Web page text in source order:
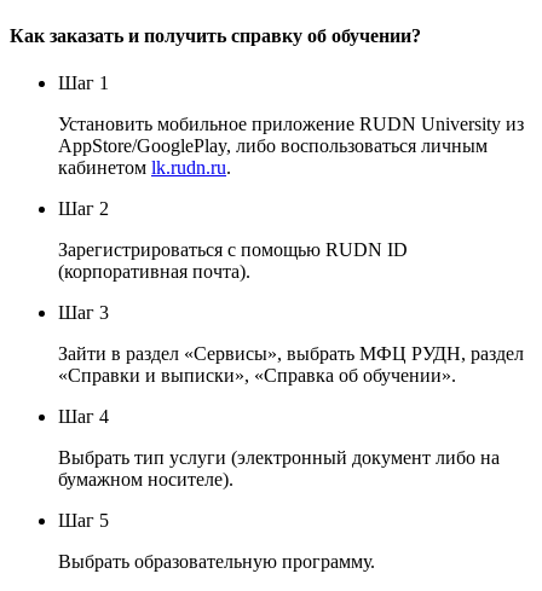
Как заказать и получить справку об обучении?
Шаг 1
Установить мобильное приложение RUDN University из
AppStore/GooglePlay, либо воспользоваться личным
кабинетом lk.rudn.ru.
Шаг 2
Зарегистрироваться с помощью RUDN ID
(корпоративная почта).
Шаг 3
Зайти в раздел «Сервисы», выбрать МФЦ РУДН, раздел
«Справки и выписки», «Справка об обучении».
Шаг 4
Выбрать тип услуги (электронный документ либо на
бумажном носителе).
Шаг 5
Выбрать образовательную программу.